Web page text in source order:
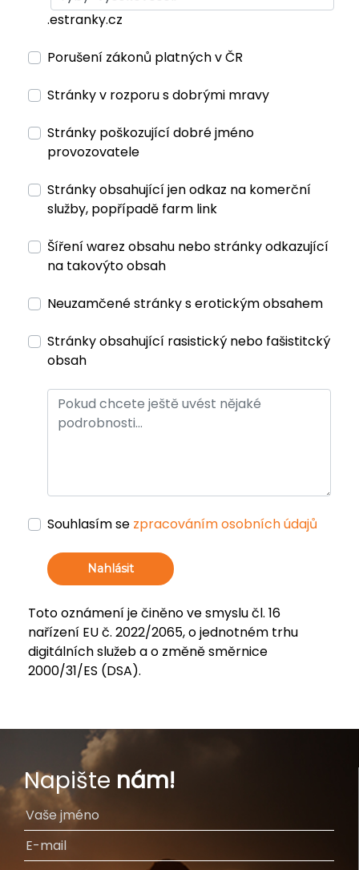
.estranky.cz
Porušení zákonů platných v ČR
Stránky v rozporu s dobrými mravy
Stránky poškozující dobré jméno
provozovatele
Stránky obsahující jen odkaz na komerční
služby, popřípadě farm link
Šíření warez obsahu nebo stránky odkazující
na takovýto obsah
Neuzamčené stránky s erotickým obsahem
Stránky obsahující rasistický nebo fašistitcký
obsah
Souhlasím se zpracováním osobních údajů
Nahlásit
Toto oznámení je činěno ve smyslu čl. 16
nařízení EU č. 2022/2065, o jednotném trhu
digitálních služeb a o změně směrnice
2000/31/ES (DSA).
Napište nám!